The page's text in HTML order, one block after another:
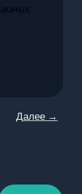
Далее →